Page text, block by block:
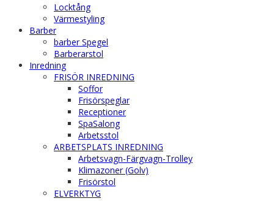
Locktång
Värmestyling
Barber
barber Spegel
Barberarstol
Inredning
FRISÖR INREDNING
Soffor
Frisörspeglar
Receptioner
SpaSalong
Arbetsstol
ARBETSPLATS INREDNING
Arbetsvagn-Färgvagn-Trolley
Klimazoner (Golv)
Frisörstol
ELVERKTYG